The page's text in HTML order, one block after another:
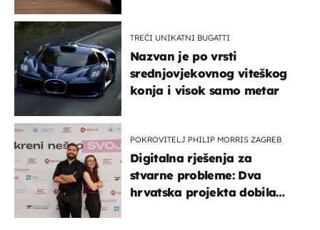
TREĆI UNIKATNI BUGATTI
Nazvan je po vrsti
srednjovjekovnog viteškog
konja i visok samo metar
POKROVITELJ PHILIP MORRIS ZAGREB
Digitalna rješenja za
stvarne probleme: Dva
hrvatska projekta dobila